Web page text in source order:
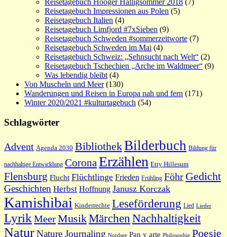
Reisetagebuch Hooger Halligsommer 2018 (7)
Reisetagebuch Impressionen aus Polen (5)
Reisetagebuch Italien (4)
Reisetagebuch Limfjord #7xSieben (9)
Reisetagebuch Schweden #sommerzeitworte (7)
Reisetagebuch Schweden im Mai (4)
Reisetagebuch Schweiz: „Sehnsucht nach Welt“ (2)
Reisetagebuch Tschechien „Arche im Waldmeer“ (9)
Was lebendig bleibt (4)
Von Muscheln und Meer(130)
Wanderungen und Reisen in Europa nah und fern (171)
Winter 2020/2021 #kulturtagebuch (54)
Schlagwörter
Advent Agenda 2030 BibliothekBilderbuch Bildung für
nachhaltige Entwicklung Corona Erzählen Etty Hillesum
Flensburg Flucht Flüchtlinge Frieden Frühling Föhr Gedicht
Geschichten Herbst Hoffnung Janusz Korczak
Kamishibai Kinderrechte Leseförderung Lied Lieder
Lyrik MeerMusikMärchen Nachhaltigkeit
NaturNature Journaling Nordsee Pan y arte Philosophie Poesie